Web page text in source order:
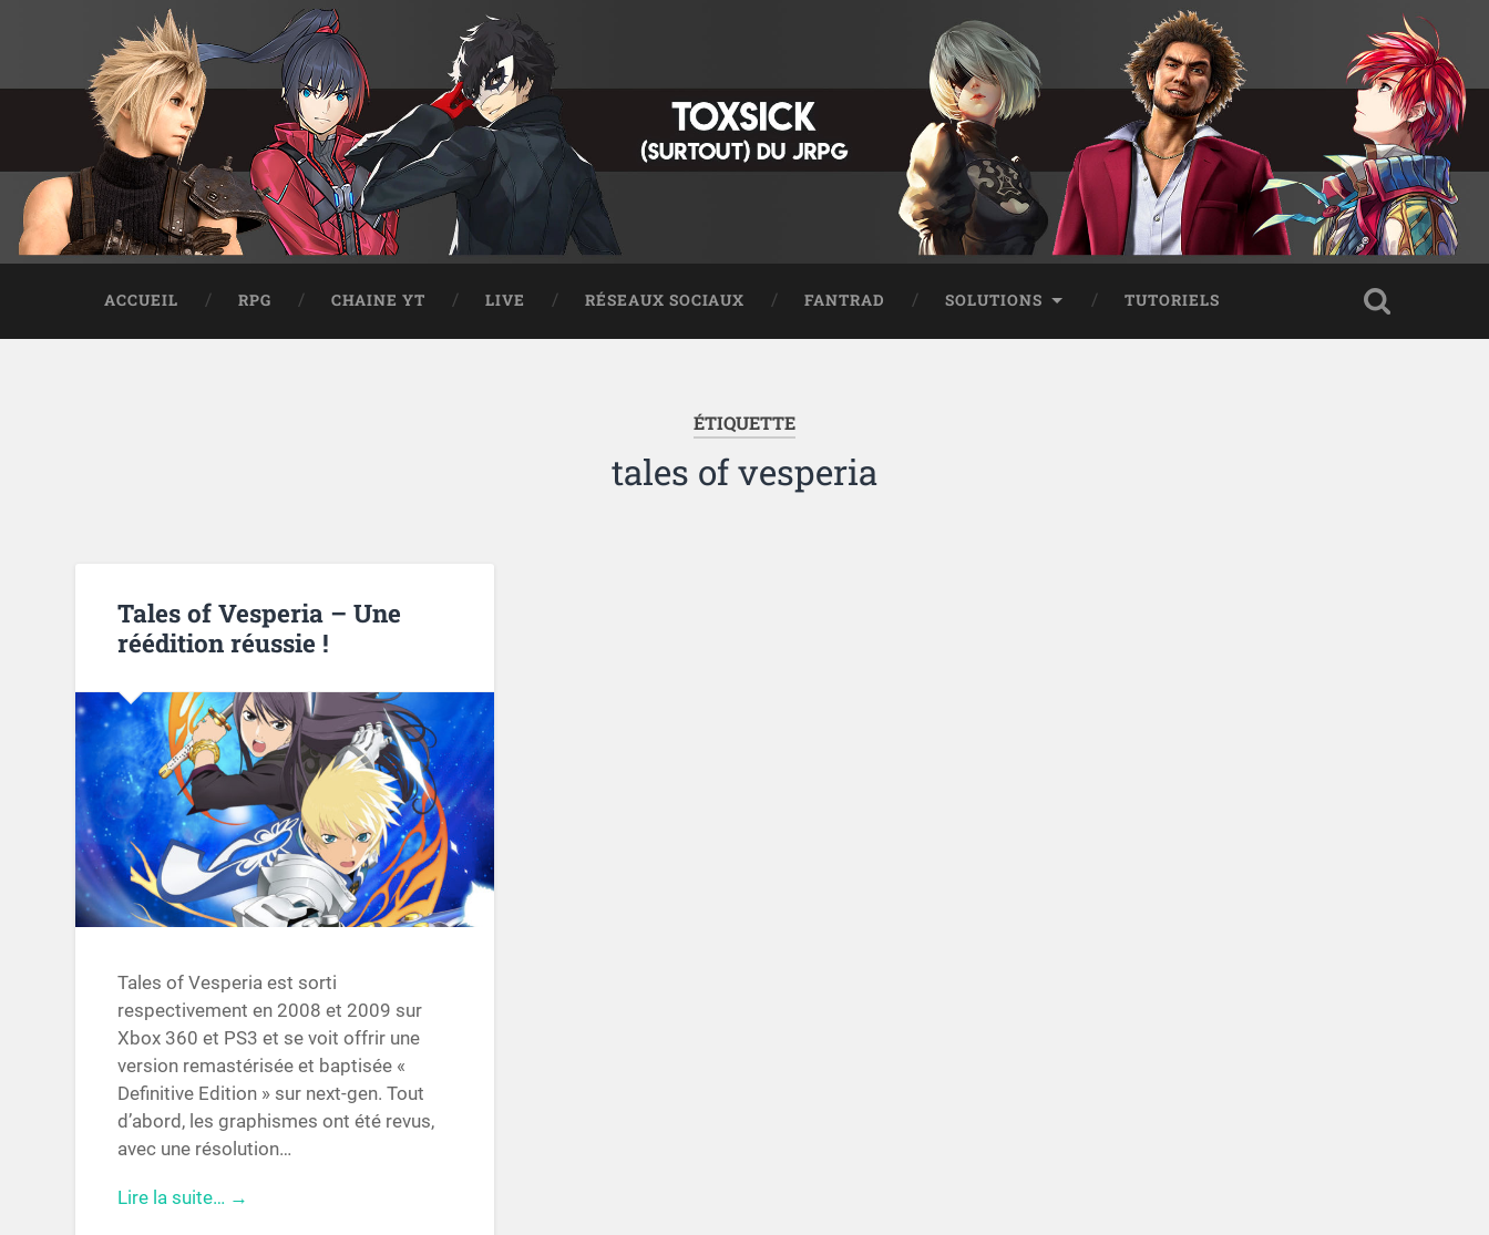
ACCUEIL RPG CHAINE YT LIVE RÉSEAUX SOCIAUX FANTRAD SOLUTIONS TUTORIELS
ÉTIQUETTE
tales of vesperia
Tales of Vesperia – Une
réédition réussie !
Tales of Vesperia est sorti
respectivement en 2008 et 2009 sur
Xbox 360 et PS3 et se voit offrir une
version remastérisée et baptisée «
Definitive Edition » sur next-gen. Tout
d’abord, les graphismes ont été revus,
avec une résolution…
Lire la suite… →